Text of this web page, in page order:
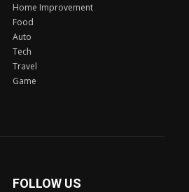
Home Improvement
Food
Auto
Tech
Travel
Game
FOLLOW US